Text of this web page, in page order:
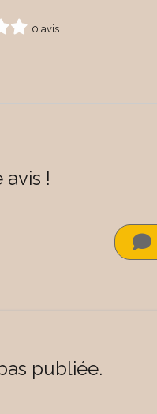
0 avis
!
publiée.